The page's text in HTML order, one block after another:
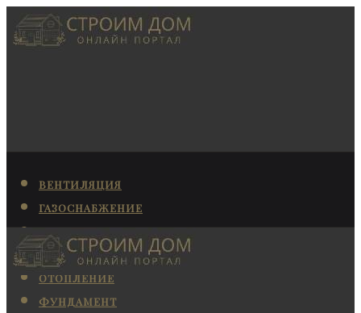
ВЕНТИЛЯЦИЯ
ГАЗОСНАБЖЕНИЕ
КАНАЛИЗАЦИЯ
КОНДИЦИОНИРОВАНИЕ
ОТОПЛЕНИЕ
ФУНДАМЕНТ